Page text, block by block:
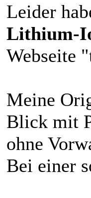
Leider
Lithium-
Webseite
Meine
Blick mit
ohne
Bei einer